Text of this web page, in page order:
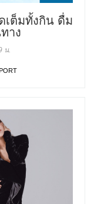
เต็มทั้งกิน ดื่ม
าง
น.